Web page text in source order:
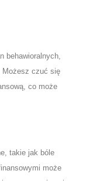
behawioralnych,
Możesz czuć się
co może
takie jak bóle
może